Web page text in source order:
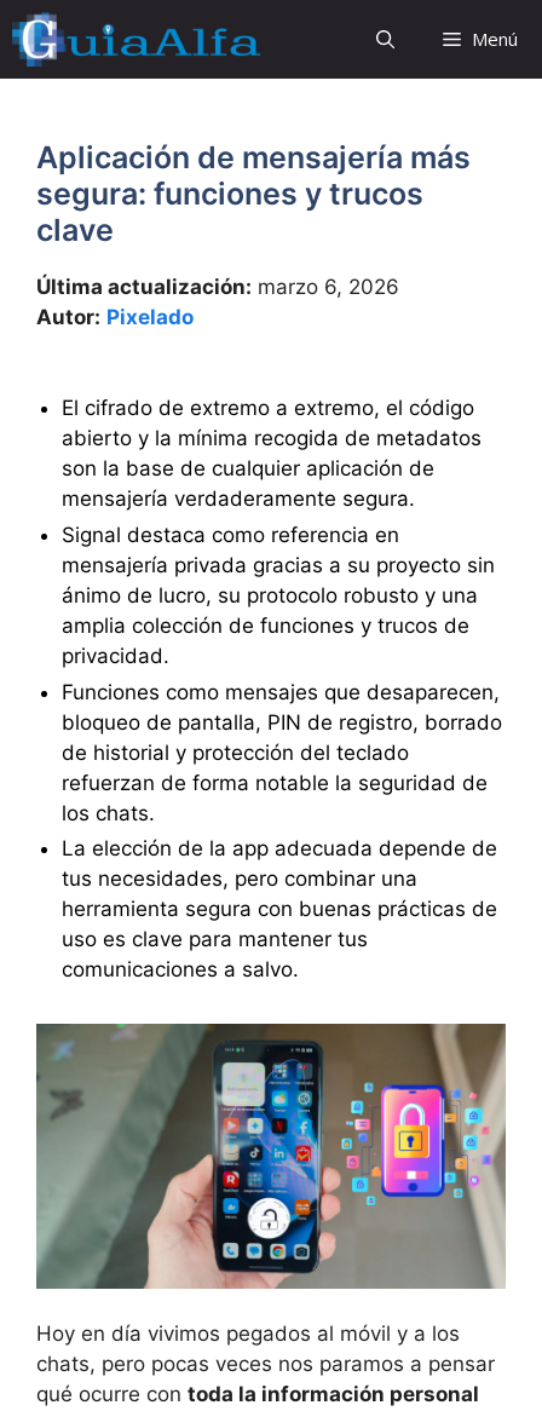
Saltar
al
contenido
Menú
Aplicación de mensajería más
segura: funciones y trucos
clave
Última actualización: marzo 6, 2026
Autor: Pixelado
El cifrado de extremo a extremo, el código
abierto y la mínima recogida de metadatos
son la base de cualquier aplicación de
mensajería verdaderamente segura.
Signal destaca como referencia en
mensajería privada gracias a su proyecto sin
ánimo de lucro, su protocolo robusto y una
amplia colección de funciones y trucos de
privacidad.
Funciones como mensajes que desaparecen,
bloqueo de pantalla, PIN de registro, borrado
de historial y protección del teclado
refuerzan de forma notable la seguridad de
los chats.
La elección de la app adecuada depende de
tus necesidades, pero combinar una
herramienta segura con buenas prácticas de
uso es clave para mantener tus
comunicaciones a salvo.
Hoy en día vivimos pegados al móvil y a los
chats, pero pocas veces nos paramos a pensar
qué ocurre con toda la información personal